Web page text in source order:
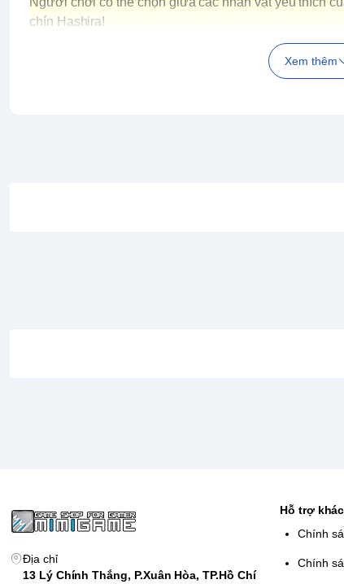
chín Hashira!
Trong các trò chơi nhỏ, nơi bạn chiến đấu với những
Joy-Con giống như Nichirin Sword để tấn công!
CHƠI DEMON SLAYER: KIMETSU NO YAIBA
KIMETSU NO YAIBA BIẾN THÀNH TRÒ CHƠI
Xem thêm
Địa chỉ
13 Lý Chính Thắng, P.Xuân Hòa, TP.Hồ Chí
Hỗ trợ
Chính
Chính